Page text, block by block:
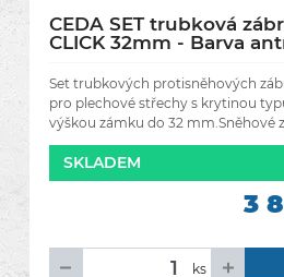
CEDA SET trubková
CLICK 32mm - Barva
Set trubkových protisněhových
pro plechové střechy s krytinou
výškou zámku do 32 mm.Sněhové
zabránění
SKLADEM
3
ks